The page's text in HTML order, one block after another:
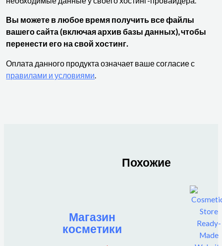
Вы можете в любое время получить все файлы
вашего сайта (включая архив базы данных), чтобы
перенести его на свой хостинг.
Оплата данного продукта означает ваше согласие с
правилами и условиями.
Похожие
Магазин
косметики